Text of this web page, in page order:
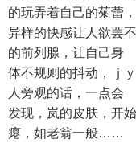
的玩弄着自己的菊蕾，
异样的快感让人欲罢
的前列腺，让自己身
体不规则的抖动，ｊ
人旁观的话，一点会
发现，岚的皮肤，开
瘪，如老翁一般……